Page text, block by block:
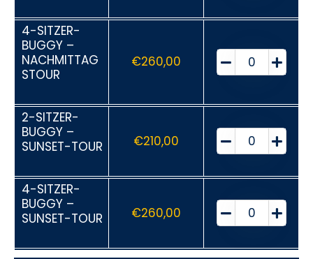
4-SITZER-
BUGGY –
NACHMITTAG
STOUR
€260,00
2-SITZER-
BUGGY –
SUNSET-TOUR
€210,00
4-SITZER-
BUGGY –
SUNSET-TOUR
€260,00